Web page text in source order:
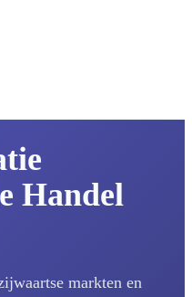
Handel
markten en